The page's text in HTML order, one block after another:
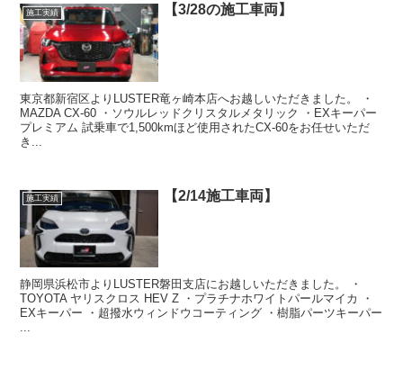
施工実績 【3/28の施工車両】
東京都新宿区よりLUSTER竜ヶ崎本店へお越しいただきました。 ・
MAZDA CX-60 ・ソウルレッドクリスタルメタリック ・EXキーパー
プレミアム 試乗車で1,500kmほど使用されたCX-60をお任せいただ
き...
施工実績 【2/14施工車両】
静岡県浜松市よりLUSTER磐田支店にお越しいただきました。 ・
TOYOTA ヤリスクロス HEV Z ・プラチナホワイトパールマイカ ・
EXキーパー ・超撥水ウィンドウコーティング ・樹脂パーツキーパー
...